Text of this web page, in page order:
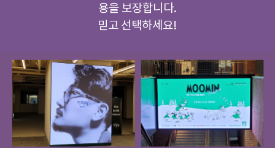
용을 보장합니다.
믿고 선택하세요!